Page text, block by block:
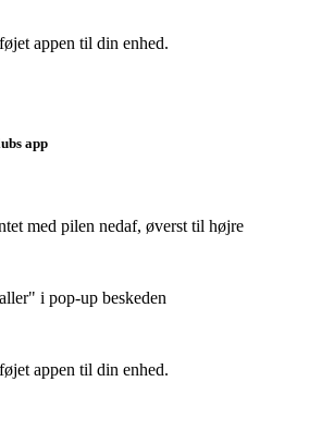
appen til din enhed.
app
med pilen nedaf, øverst til højre
i pop-up beskeden
appen til din enhed.